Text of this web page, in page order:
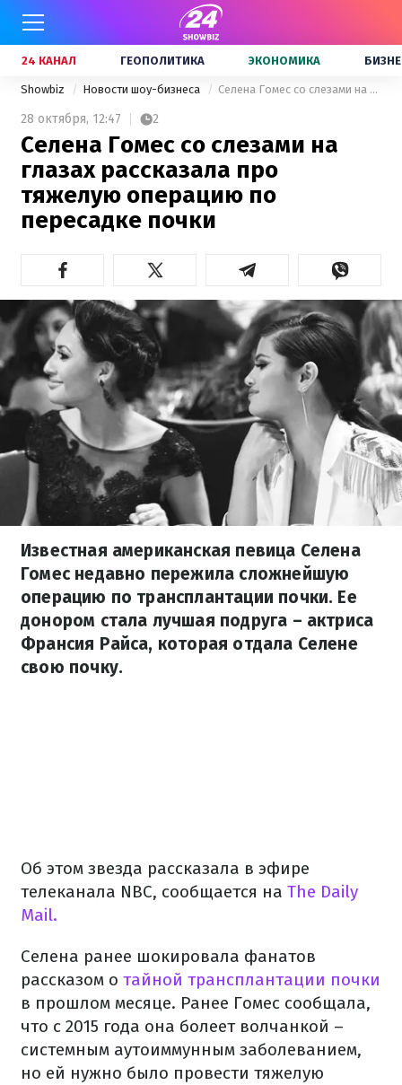
24 КАНАЛ ГЕОПОЛИТИКА ЭКОНОМИКА
Showbiz Новости шоу-бизнеса Селена Гомес со слезами на глазах рассказала про тяжелую операцию по пересадке почки
28 октября, 12:47 2
Селена Гомес со слезами на
глазах рассказала про
тяжелую операцию по
пересадке почки
Известная американская певица Селена
Гомес недавно пережила сложнейшую
операцию по трансплантации почки. Ее
донором стала лучшая подруга – актриса
Франсия Райса, которая отдала Селене
свою почку.
Об этом звезда рассказала в эфире
телеканала NBC, сообщается на The Daily
Mail.
Селена ранее шокировала фанатов
рассказом о тайной трансплантации почки
в прошлом месяце. Ранее Гомес сообщала,
что с 2015 года она болеет волчанкой –
системным аутоиммунным заболеванием,
но ей нужно было провести тяжелую